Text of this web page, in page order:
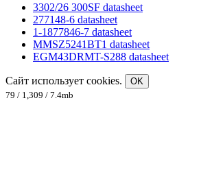
3302/26 300SF datasheet
277148-6 datasheet
1-1877846-7 datasheet
MMSZ5241BT1 datasheet
EGM43DRMT-S288 datasheet
Сайт использует cookies.
OK
79 / 1,309 / 7.4mb